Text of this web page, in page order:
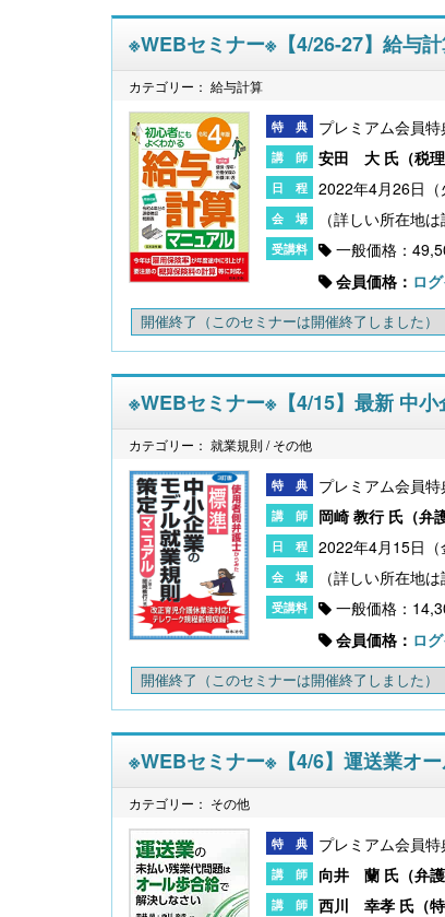
※WEBセミナー※【4/26-27】給与
カテゴリー： 給与計算
プレミアム会員特
安田 大 氏（税
2022年4月26日
一般価格：
会員価格： ロ
開催終了 （このセミナーは開催終了しました）
※WEBセミナー※【4/15】最新 中
カテゴリー： 就業規則 / その他
プレミアム会員特
岡崎 教行 氏（弁
2022年4月15日
一般価格：
会員価格： ロ
開催終了 （このセミナーは開催終了しました）
※WEBセミナー※【4/6】運送業オ
カテゴリー： その他
プレミアム会員特
向井 蘭 氏（弁
西川 幸孝 氏（